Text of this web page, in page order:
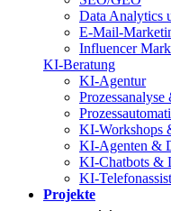
Data Analytics
E-Mail-
Influencer
KI-Beratung
KI-Agentur
KI-Workshops
KI-Agenten &
KI-Chatbots &
KI-
Projekte